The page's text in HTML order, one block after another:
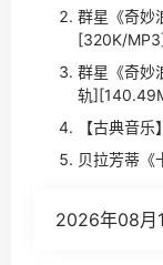
群星《奇妙
[320K/
群星《奇妙
轨
【古典音
贝拉芳蒂《
2026年08月